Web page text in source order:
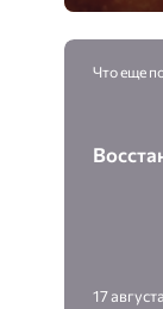
Что еще
17